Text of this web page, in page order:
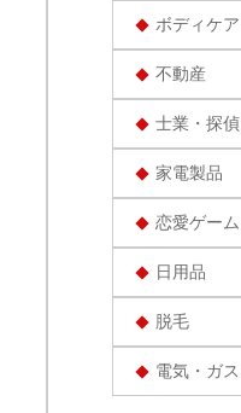
ボディケア
不動産
士業・探偵
家電製品
恋愛ゲーム
日用品
脱毛
電気・ガス